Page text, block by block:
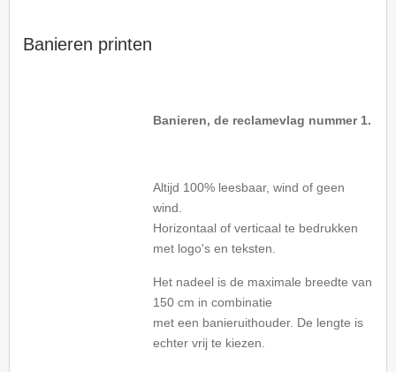
Banieren printen
Banieren, de reclamevlag nummer 1.
Altijd 100% leesbaar, wind of geen
wind.
Horizontaal of verticaal te bedrukken
met logo's en teksten.
Het nadeel is de maximale breedte van
150 cm in combinatie
met een banieruithouder. De lengte is
echter vrij te kiezen.